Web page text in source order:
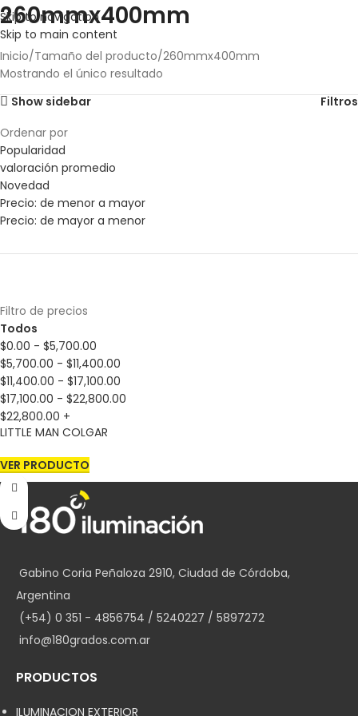
Skip to navigation
Skip to main content
260mmx400mm
Inicio Tamaño del producto 260mmx400mm
Mostrando el único resultado
Show sidebar
Filtros
Ordenar por
Popularidad
valoración promedio
Novedad
Precio: de menor a mayor
Precio: de mayor a menor
Filtro de precios
Todos
$0.00 - $5,700.00
$5,700.00 - $11,400.00
$11,400.00 - $17,100.00
$17,100.00 - $22,800.00
$22,800.00 +
LITTLE MAN COLGAR
VER PRODUCTO
Gabino Coria Peñaloza 2910, Ciudad de Córdoba,
Argentina
(+54) 0 351 - 4856754 / 5240227 / 5897272
info@180grados.com.ar
PRODUCTOS
ILUMINACION EXTERIOR